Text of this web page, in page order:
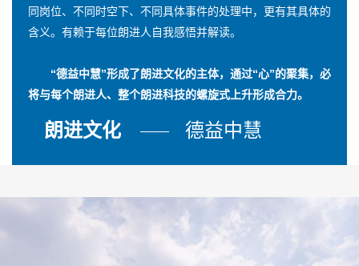
同岗位、不同时空下、不同具体事件的处理中，更有其具体的
含义。有赖于每位朗进人自我感悟并解读。
“德益中慧”形成了朗进文化的主体，通过“心”的聚集，必
将与每个朗进人、整个朗进科技的螺旋式上升形成合力。
朗进文化 德益中慧